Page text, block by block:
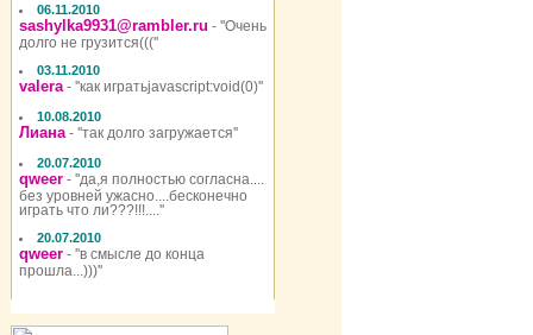
06.11.2010
sashylka9931@rambler.ru - ''Очень
долго не грузится(((''
03.11.2010
valera- ''как игратьjavascript:void(0)''
10.08.2010
Лиана- ''так долго загружается''
20.07.2010
qweer - ''да,я полностью согласна....
без уровней ужасно....бесконечно
играть что ли???!!!....''
20.07.2010
qweer - ''в смысле до конца
прошла...)))''